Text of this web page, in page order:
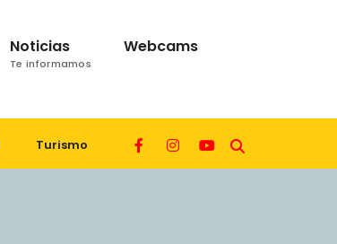
Noticias
Te informamos
Webcams
Turismo